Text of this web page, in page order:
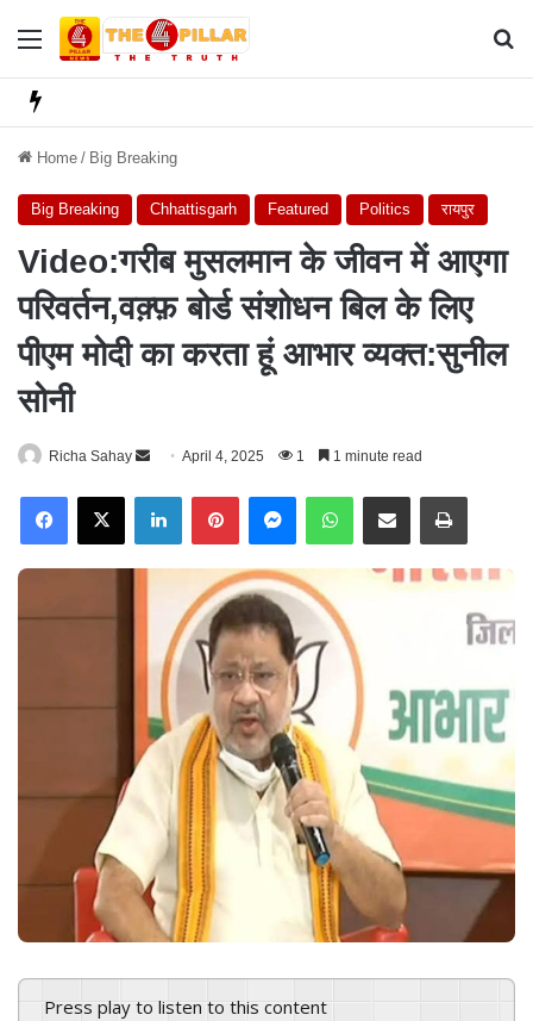
Menu
Home / Big Breaking
Big Breaking Chhattisgarh Featured Politics रायपुर
Video:गरीब मुसलमान के जीवन में आएगा
परिवर्तन,वक़्फ़ बोर्ड संशोधन बिल के लिए
पीएम मोदी का करता हूं आभार व्यक्त:सुनील
सोनी
Richa Sahay
n
d
a
i
l
April 4, 2025 1 1 minute read
X
Press play to listen to this content